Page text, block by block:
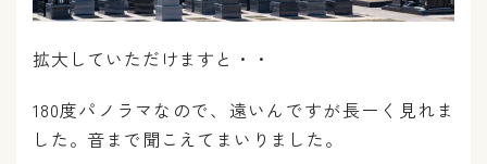
拡大していただけますと・・
180度パノラマなので、遠いんですが長ーく見れま
した。音まで聞こえてまいりました。